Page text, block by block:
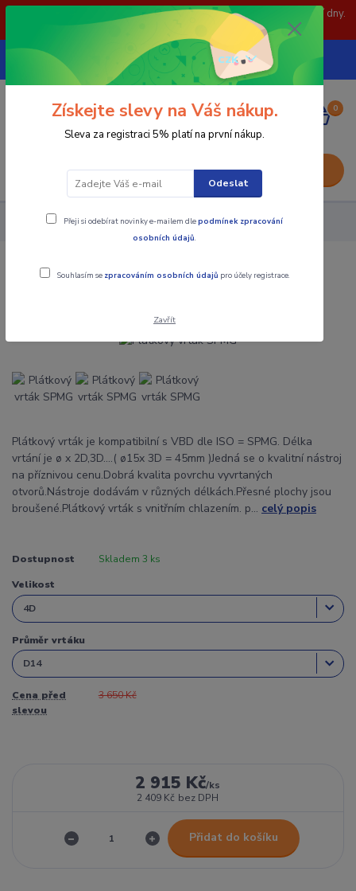
POZOR: 31.7 , 3.8 a 5.8- zavřeno. objednávky odešleme následující dny.
Děkujeme za pochopení.
CZK
739252246
(Po-Pá, 8-15 hod.)
0
0,00 Kč
Nástroje - Kovoobrábění Plátkový vrták SPMG
Plátkový vrták SPMG
Plátkový vrták je kompatibilní s VBD dle ISO = SPMG. Délka
vrtání je ø x 2D,3D....( ø15x 3D = 45mm )Jedná se o kvalitní nástroj
na příznivou cenu.Dobrá kvalita povrchu vyvrtaných
otvorů.Nástroje dodávám v různých délkách.Přesné plochy jsou
broušené.Plátkový vrták s vnitřním chlazením. p... celý popis
Dostupnost Skladem 3 ks
Velikost
Průměr vrtáku
Cena před
slevou
3 650 Kč
2 915 Kč/ks
2 409 Kč bez DPH
Přidat do košíku
Získejte slevy na Váš nákup.
Sleva za registraci 5% platí na první nákup.
Odeslat
Přeji si odebírat novinky e-mailem dlepodmínek zpracování
osobních údajů.
Souhlasím se zpracováním osobních údajů pro účely registrace.
Zavřít